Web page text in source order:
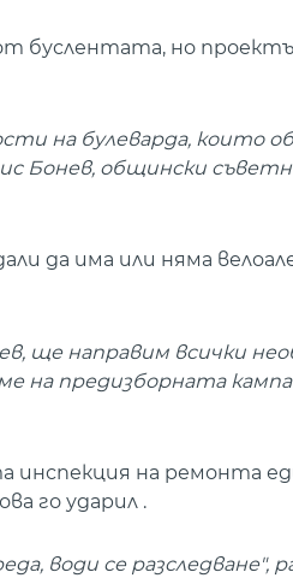
буслентата, но
на булеварда, които
Бонев, общински
да има или няма
ще направим всички
на предизборната
инспекция на ремонта
го ударил .
води се разследване",